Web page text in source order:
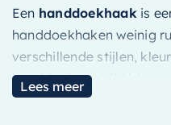
Een handdoekhaakis
handdoekhaken weinig
verschillende stijlen,
handdoeken altijd binnen
Lees meer